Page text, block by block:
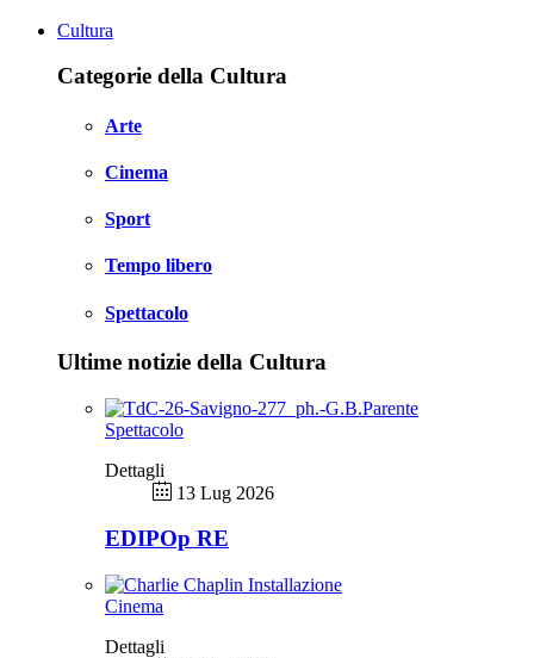
Cultura
Categorie della Cultura
Arte
Cinema
Sport
Tempo libero
Spettacolo
Ultime notizie della Cultura
Spettacolo
Dettagli
13 Lug 2026
EDIPOp RE
Cinema
Dettagli